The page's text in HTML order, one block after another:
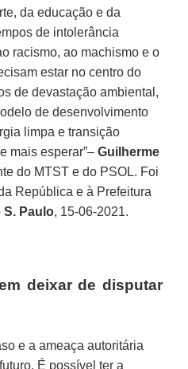
da educação e da
de intolerância
racismo, ao machismo e o
estar no centro do
de devastação ambiental,
de desenvolvimento
limpa e transição
mais esperar”–Guilherme
do MTST e do PSOL. Foi
República e à Prefeitura
S. Paulo, 15-06-2021.
deixar de disputar
e a ameaça autoritária
É possível ter a